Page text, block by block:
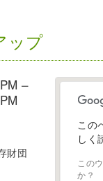
ップ
この
しく
この
か？
–
財団